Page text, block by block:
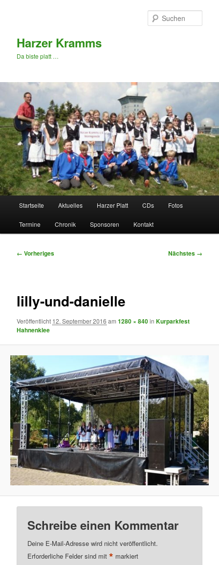
Harzer Kramms
Da biste platt …
Startseite Aktuelles Harzer Platt CDs Fotos
Termine Chronik Sponsoren Kontakt
Bilder-
← Vorheriges Nächstes →
lilly-und-danielle
Veröffentlicht 12. September 2016 am1280 × 840inKurparkfest
Hahnenklee
Schreibe einen Kommentar
Deine E-Mail-Adresse wird nicht veröffentlicht.
Erforderliche Felder sind mit* markiert